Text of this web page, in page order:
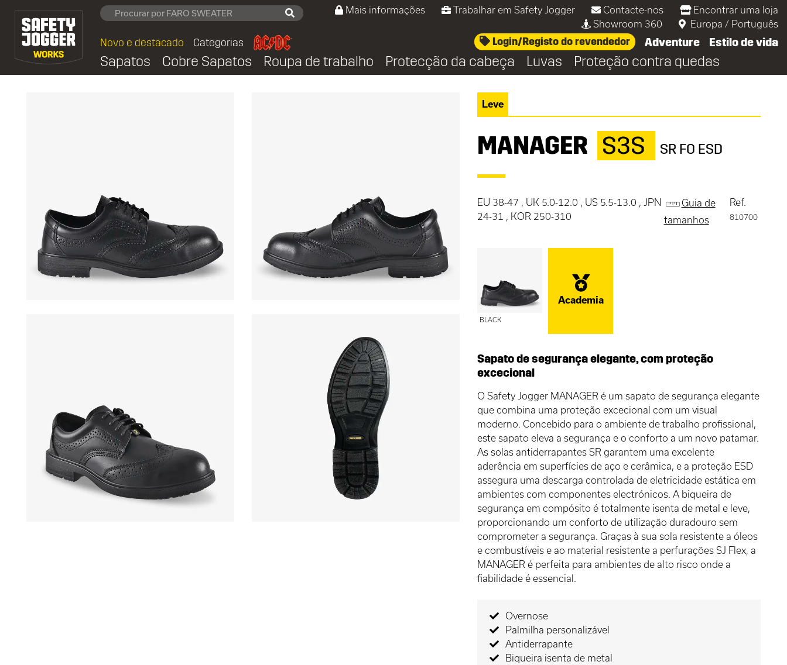
Mais informações Trabalhar em Safety Jogger Contacte-nos
Encontrar uma loja
Showroom 360
Europa / Português
Novo e destacado Categorias Login/Registo do revendedor Adventure Estilo de vida
Sapatos Cobre Sapatos Roupa de trabalho Protecção da cabeça Luvas Proteção contra quedas
Leve
MANAGER S3S SR FO ESD
EU 38-47 , UK 5.0-12.0 , US 5.5-13.0 , JPN
24-31 , KOR 250-310
Guia de
tamanhos
Ref.
810700
BLACK
Academia
Sapato de segurança elegante, com proteção
excecional
O Safety Jogger MANAGER é um sapato de segurança elegante
que combina uma proteção excecional com um visual
moderno. Concebido para o ambiente de trabalho profissional,
este sapato eleva a segurança e o conforto a um novo patamar.
As solas antiderrapantes SR garantem uma excelente
aderência em superfícies de aço e cerâmica, e a proteção ESD
assegura uma descarga controlada de eletricidade estática em
ambientes com componentes electrónicos. A biqueira de
segurança em compósito é totalmente isenta de metal e leve,
proporcionando um conforto de utilização duradouro sem
comprometer a segurança. Graças à sua sola resistente a óleos
e combustíveis e ao material resistente a perfurações SJ Flex, a
MANAGER é perfeita para ambientes de alto risco onde a
fiabilidade é essencial.
Overnose
Palmilha personalizável
Antiderrapante
Biqueira isenta de metal